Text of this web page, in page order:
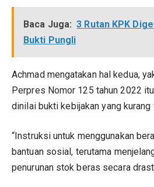
Baca Juga: 3 Rutan KPK
Bukti Pungli
Achmad mengatakan hal kedua,
Perpres Nomor 125 tahun 2022
dinilai bukti kebijakan yang kurang
“Instruksi untuk menggunakan
bantuan sosial, terutama
penurunan stok beras secara